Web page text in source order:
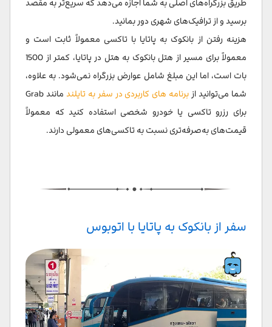
برسید و از ترافیک‌های شهری دور بمانید.
هزینه رفتن از بانکوک به پاتایا با تاکسی معمولاً ثابت است و
معمولاً برای مسیر از هتل بانکوک به هتل در پاتایا، کمتر از 1500
بات است، اما این مبلغ شامل عوارض بزرگراه نمی‌شود. به علاوه،
شما می‌توانید از برنامه های کاربردی در سفر به تایلند
مانند Grab
برای رزرو تاکسی یا خودرو شخصی استفاده کنید که معمولاً
قیمت‌های به‌صرفه‌تری نسبت به تاکسی‌های معمولی دارند.
سفر از بانکوک به پاتایا با اتوبوس